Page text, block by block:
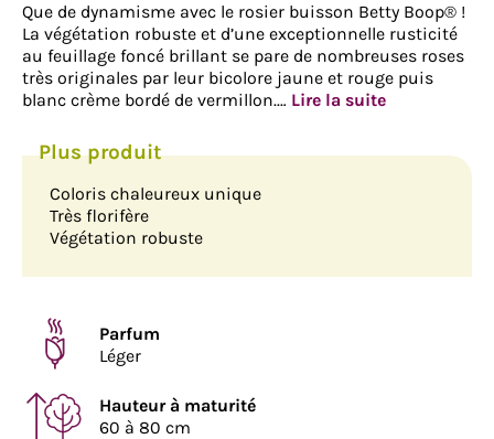
Que de dynamisme avec le rosier buisson Betty Boop® !
La végétation robuste et d’une exceptionnelle rusticité
au feuillage foncé brillant se pare de nombreuses roses
très originales par leur bicolore jaune et rouge puis
blanc crème bordé de vermillon.… Lire la suite
Coloris chaleureux unique
Très florifère
Végétation robuste
Parfum
Léger
Hauteur à maturité
60 à 80 cm